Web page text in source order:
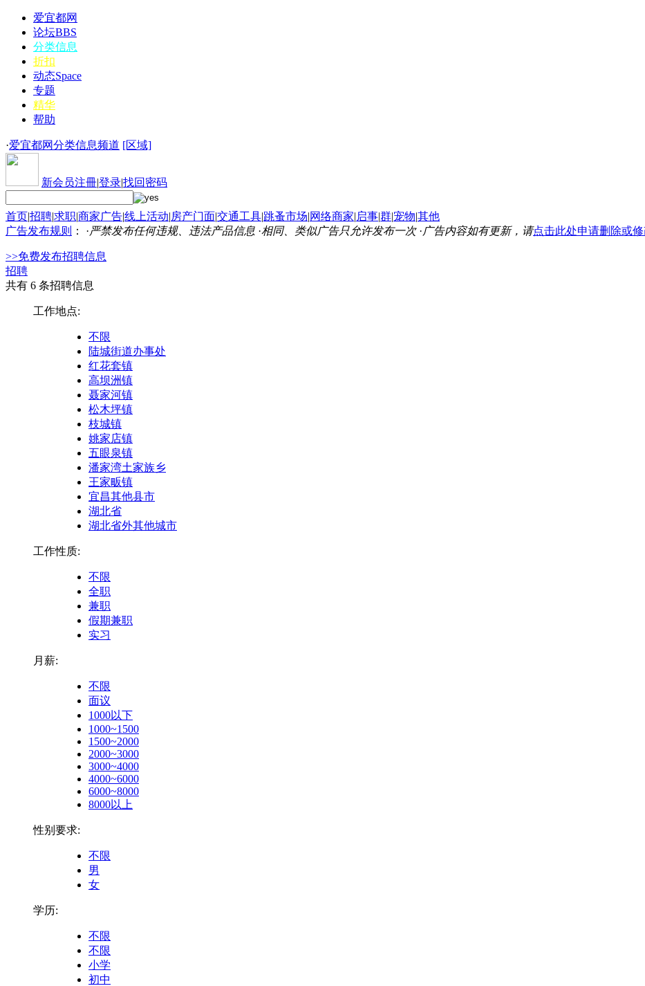
爱宜都网
论坛BBS
分类信息
折扣
动态Space
专题
精华
帮助
·爱宜都网分类信息频道 [区域]
新会员注冊|登录|找回密码
首页|招聘|求职|商家广告|线上活动|房产门面|交通工具|跳蚤市场|网络商家| 启事|群|宠物|其他
广告发布规则
： ·严禁发布任何违规、违法产品信息 ·相同、类似广告只允许发布一次·广告内容如有更新，请点击此处申请删除或修
>>免费发布招聘信息
招聘
共有 6 条招聘信息
工作地点:
不限
陆城街道办事处
红花套镇
高坝洲镇
聂家河镇
松木坪镇
枝城镇
姚家店镇
五眼泉镇
潘家湾土家族乡
王家畈镇
宜昌其他县市
湖北省
湖北省外其他城市
工作性质:
不限
全职
兼职
假期兼职
实习
月薪:
不限
面议
1000以下
1000~1500
1500~2000
2000~3000
3000~4000
4000~6000
6000~8000
8000以上
性别要求:
不限
男
女
学历:
不限
不限
小学
初中